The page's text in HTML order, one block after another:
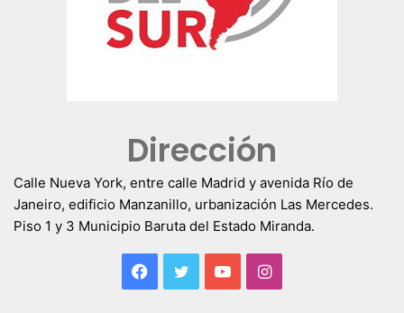
Dirección
Calle Nueva York, entre calle Madrid y avenida Río de
Janeiro, edificio Manzanillo, urbanización Las Mercedes.
Piso 1 y 3 Municipio Baruta del Estado Miranda.
Facebook
TwitterYouTubeInstagram